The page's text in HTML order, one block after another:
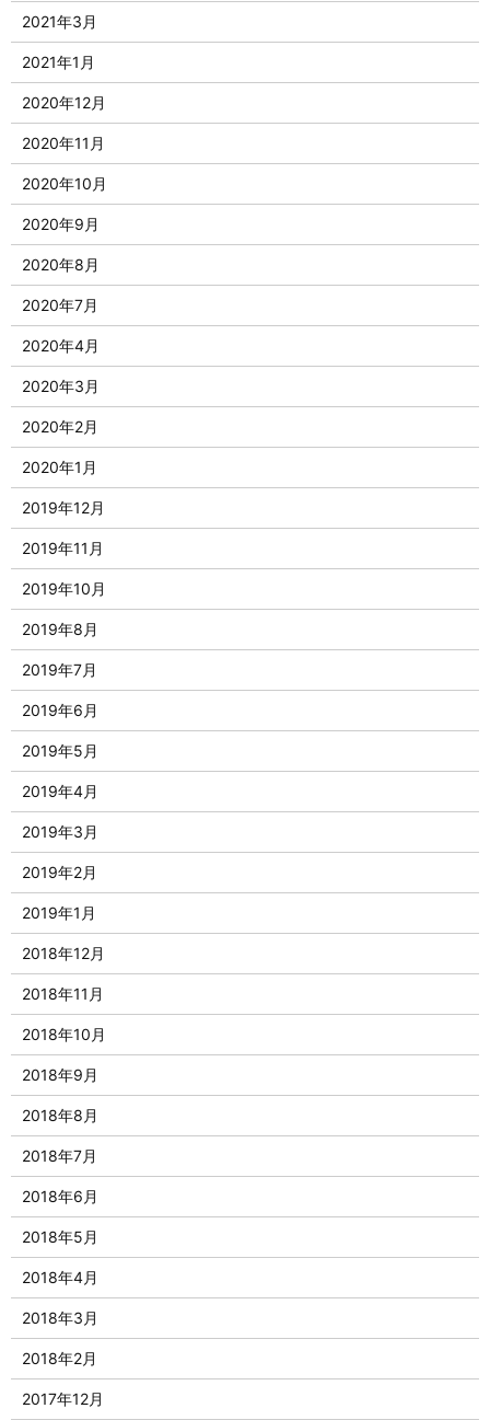
2021年3月
2021年1月
2020年12月
2020年11月
2020年10月
2020年9月
2020年8月
2020年7月
2020年4月
2020年3月
2020年2月
2020年1月
2019年12月
2019年11月
2019年10月
2019年8月
2019年7月
2019年6月
2019年5月
2019年4月
2019年3月
2019年2月
2019年1月
2018年12月
2018年11月
2018年10月
2018年9月
2018年8月
2018年7月
2018年6月
2018年5月
2018年4月
2018年3月
2018年2月
2017年12月